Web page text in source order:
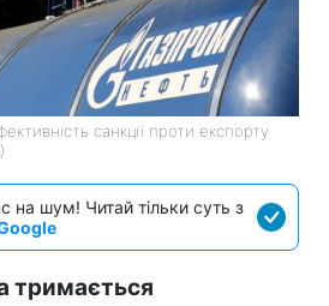
санкції проти експорту
на шум! Читай тільки суть з
тримається